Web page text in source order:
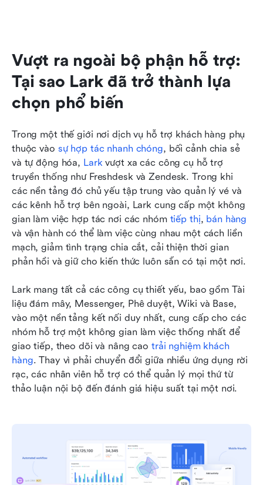
Vượt ra ngoài bộ phận hỗ trợ:
Tại sao Lark đã trở thành lựa
chọn phổ biến
Trong một thế giới nơi dịch vụ hỗ trợ khách hàng phụ
thuộc vào sự hợp tác nhanh chóng, bối cảnh chia sẻ
và tự động hóa, Lark vượt xa các công cụ hỗ trợ
truyền thống như Freshdesk và Zendesk. Trong khi
các nền tảng đó chủ yếu tập trung vào quản lý vé và
các kênh hỗ trợ bên ngoài, Lark cung cấp một không
gian làm việc hợp tác nơi các nhóm tiếp thị, bán hàng
và vận hành có thể làm việc cùng nhau một cách liền
mạch, giảm tình trạng chia cắt, cải thiện thời gian
phản hồi và giữ cho kiến thức luôn sẵn có tại một nơi.
Lark mang tất cả các công cụ thiết yếu, bao gồm Tài
liệu đám mây, Messenger, Phê duyệt, Wiki và Base,
vào một nền tảng kết nối duy nhất, cung cấp cho các
nhóm hỗ trợ một không gian làm việc thống nhất để
giao tiếp, theo dõi và nâng cao trải nghiệm khách
hàng. Thay vì phải chuyển đổi giữa nhiều ứng dụng rời
rạc, các nhân viên hỗ trợ có thể quản lý mọi thứ từ
thảo luận nội bộ đến đánh giá hiệu suất tại một nơi.